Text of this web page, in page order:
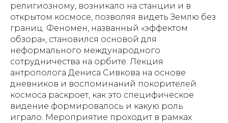
религиозному, возникало на станции и в
открытом космосе, позволяя видеть Землю без
границ. Феномен, названный «эффектом
обзора», становился основой для
неформального международного
сотрудничества на орбите. Лекция
антрополога Дениса Сивкова на основе
дневников и воспоминаний покорителей
космоса раскроет, как это специфическое
видение формировалось и какую роль
играло. Мероприятие проходит в рамках